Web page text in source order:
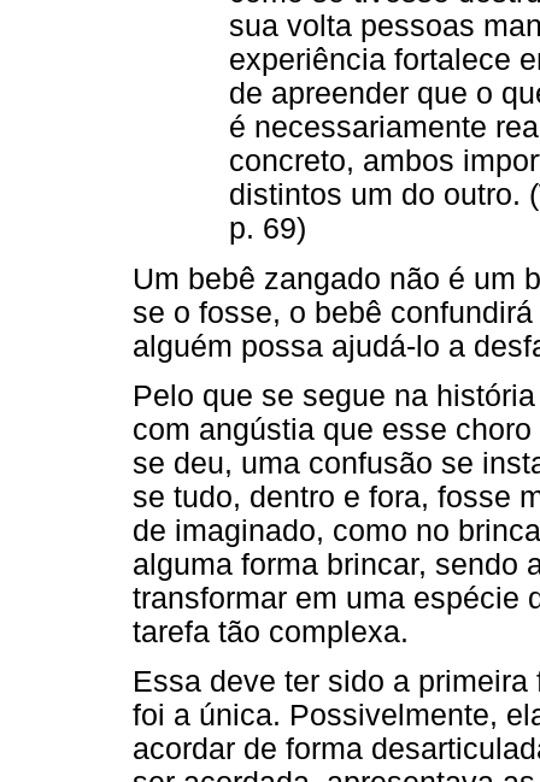
sua volta pessoas
experiência fortalece
de apreender que o
é necessariamente
concreto, ambos
distintos um do outro.
p. 69)
Um bebê zangado não é um
se o fosse, o bebê
alguém possa ajudá-lo a
Pelo que se segue na
com angústia que esse
se deu, uma confusão se
se tudo, dentro e fora, fosse
de imaginado, como no
alguma forma brincar, sendo
transformar em uma espécie
tarefa tão complexa.
Essa deve ter sido a
foi a única. Possivelmente,
acordar de forma